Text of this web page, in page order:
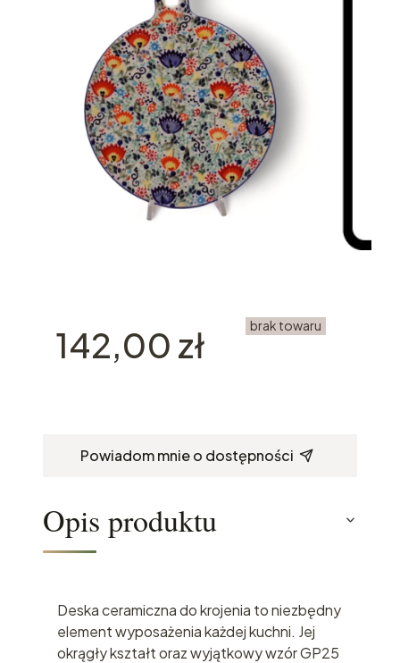
Cena
142,00 zł brak towaru
Powiadom mnie o dostępności
Opis produktu
Deska ceramiczna do krojenia to niezbędny
element wyposażenia każdej kuchni. Jej
okrągły kształt oraz wyjątkowy wzór GP25